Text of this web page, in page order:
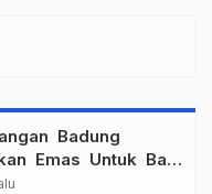
Badung
Emas Untuk Bali
Tengah Di